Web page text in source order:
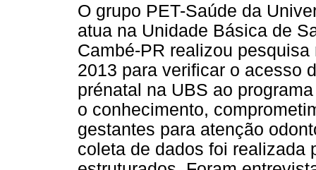
O grupo PET-Saúde da
atua na Unidade Básica de
Cambé-PR realizou
2013 para verificar o acesso
prénatal na UBS ao
o conhecimento,
gestantes para atenção
coleta de dados foi realizada